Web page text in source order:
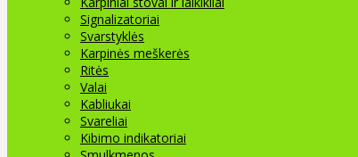
Signalizatoriai
Svarstyklės
Karpinės meškerės
Ritės
Valai
Kabliukai
Svareliai
Kibimo indikatoriai